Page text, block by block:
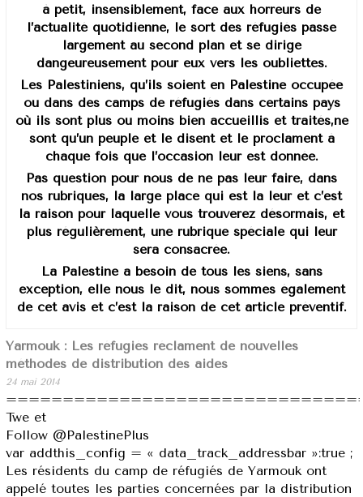
à petit, insensiblement, face aux horreurs de
l’actualité quotidienne, le sort des réfugiés passe
largement au second plan et se dirige
dangeureusement pour eux vers les oubliettes.
Les Palestiniens, qu’ils soient en Palestine occupée
ou dans des camps de réfugiés dans certains pays
où ils sont plus ou moins bien accueillis et traités,ne
sont qu’un peuple et le disent et le proclament à
chaque fois que l’occasion leur est donnée.
Pas question pour nous de ne pas leur faire, dans
nos rubriques, la large place qui est la leur et c’est
la raison pour laquelle vous trouverez désormais, et
plus régulièrement, une rubrique spéciale qui leur
sera consacrée.
La Palestine a besoin de tous les siens, sans
exception, elle nous le dit, nous sommes également
de cet avis et c’est la raison de cet article préventif.
Yarmouk : Les réfugiés réclament de nouvelles
méthodes de distribution des aides
24 mai 2014
Twe et
Follow @PalestinePlus
var addthis_config = « data_track_addressbar »:true ;
Les résidents du camp de réfugiés de Yarmouk ont
appelé toutes les parties concernées par la distribution